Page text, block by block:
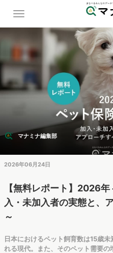
マナミナ編集部
2026年06月24日
【無料レポート】2026
入・未加入者の実態と、
～
日本におけるペット飼育数は15歳
れる現代。また、そのペット需要